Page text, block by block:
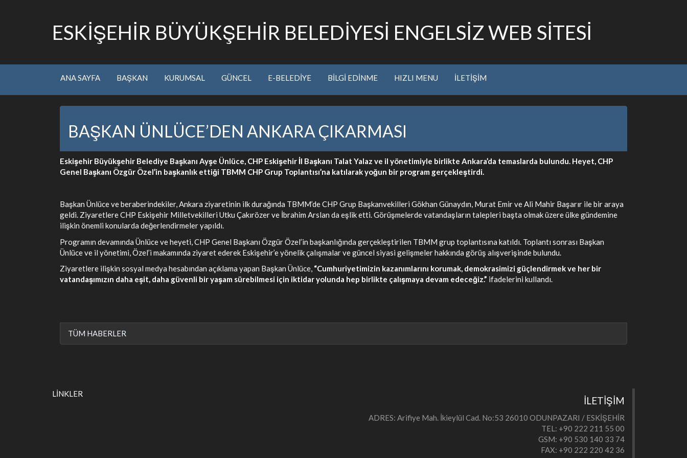
ESKİŞEHİR BÜYÜKŞEHİR BELEDİYESİ ENGELSİZ WEB SİTESİ
ANA SAYFA BAŞKAN KURUMSAL GÜNCEL E-BELEDİYE BİLGİ EDİNME HIZLI MENU İLETİŞİM
BAŞKAN ÜNLÜCE’DEN ANKARA ÇIKARMASI
Eskişehir Büyükşehir Belediye Başkanı Ayşe Ünlüce, CHP Eskişehir İl Başkanı Talat Yalaz ve il yönetimiyle birlikte Ankara’da temaslarda bulundu. Heyet, CHP
Genel Başkanı Özgür Özel’in başkanlık ettiği TBMM CHP Grup Toplantısı’na katılarak yoğun bir program gerçekleştirdi.
Başkan Ünlüce ve beraberindekiler, Ankara ziyaretinin ilk durağında TBMM’de CHP Grup Başkanvekilleri Gökhan Günaydın, Murat Emir ve Ali Mahir Başarır ile bir araya
geldi. Ziyaretlere CHP Eskişehir Milletvekilleri Utku Çakırözer ve İbrahim Arslan da eşlik etti. Görüşmelerde vatandaşların talepleri başta olmak üzere ülke gündemine
ilişkin önemli konularda değerlendirmeler yapıldı.
Programın devamında Ünlüce ve heyeti, CHP Genel Başkanı Özgür Özel’in başkanlığında gerçekleştirilen TBMM grup toplantısına katıldı. Toplantı sonrası Başkan
Ünlüce ve il yönetimi, Özel’i makamında ziyaret ederek Eskişehir’e yönelik çalışmalar ve güncel siyasi gelişmeler hakkında görüş alışverişinde bulundu.
Ziyaretlere ilişkin sosyal medya hesabından açıklama yapan Başkan Ünlüce, “Cumhuriyetimizin kazanımlarını korumak, demokrasimizi güçlendirmek ve her bir
vatandaşımızın daha eşit, daha güvenli bir yaşam sürebilmesi için iktidar yolunda hep birlikte çalışmaya devam edeceğiz.” ifadelerini kullandı.
TÜM HABERLER
LİNKLER
İLETİŞİM
ADRES: Arifiye Mah. İkieylül Cad. No:53 26010 ODUNPAZARI / ESKİŞEHİR
TEL: +90 222 211 55 00
GSM: +90 530 140 33 74
FAX: +90 222 220 42 36